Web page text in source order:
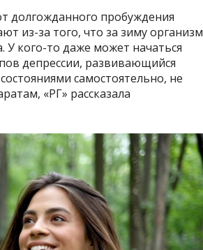
долгожданного пробуждения
из-за того, что за зиму организм
У кого-то даже может начаться
депрессии, развивающийся
самостоятельно, не
«РГ» рассказала